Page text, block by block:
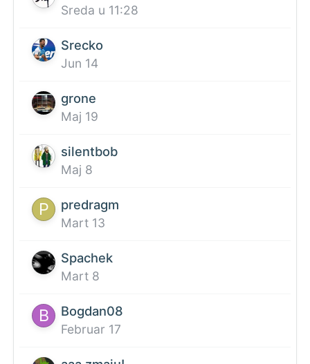
Sreda u 11:28
Srecko
Jun 14
grone
Maj 19
silentbob
Maj 8
predragm
Mart 13
Spachek
Mart 8
Bogdan08
Februar 17